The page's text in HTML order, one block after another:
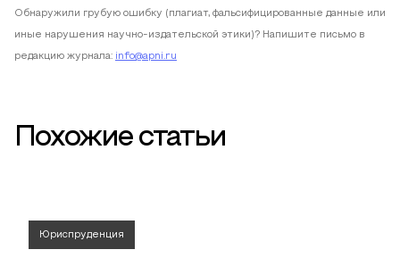
Обнаружили грубую ошибку (плагиат, фальсифицированные данные или
иные нарушения научно-издательской этики)? Напишите письмо в
редакцию журнала: info@apni.ru
Похожие статьи
Юриспруденция